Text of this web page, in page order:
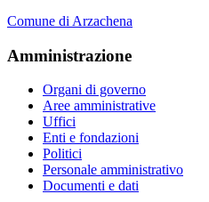
Comune di Arzachena
Amministrazione
Organi di governo
Aree amministrative
Uffici
Enti e fondazioni
Politici
Personale amministrativo
Documenti e dati